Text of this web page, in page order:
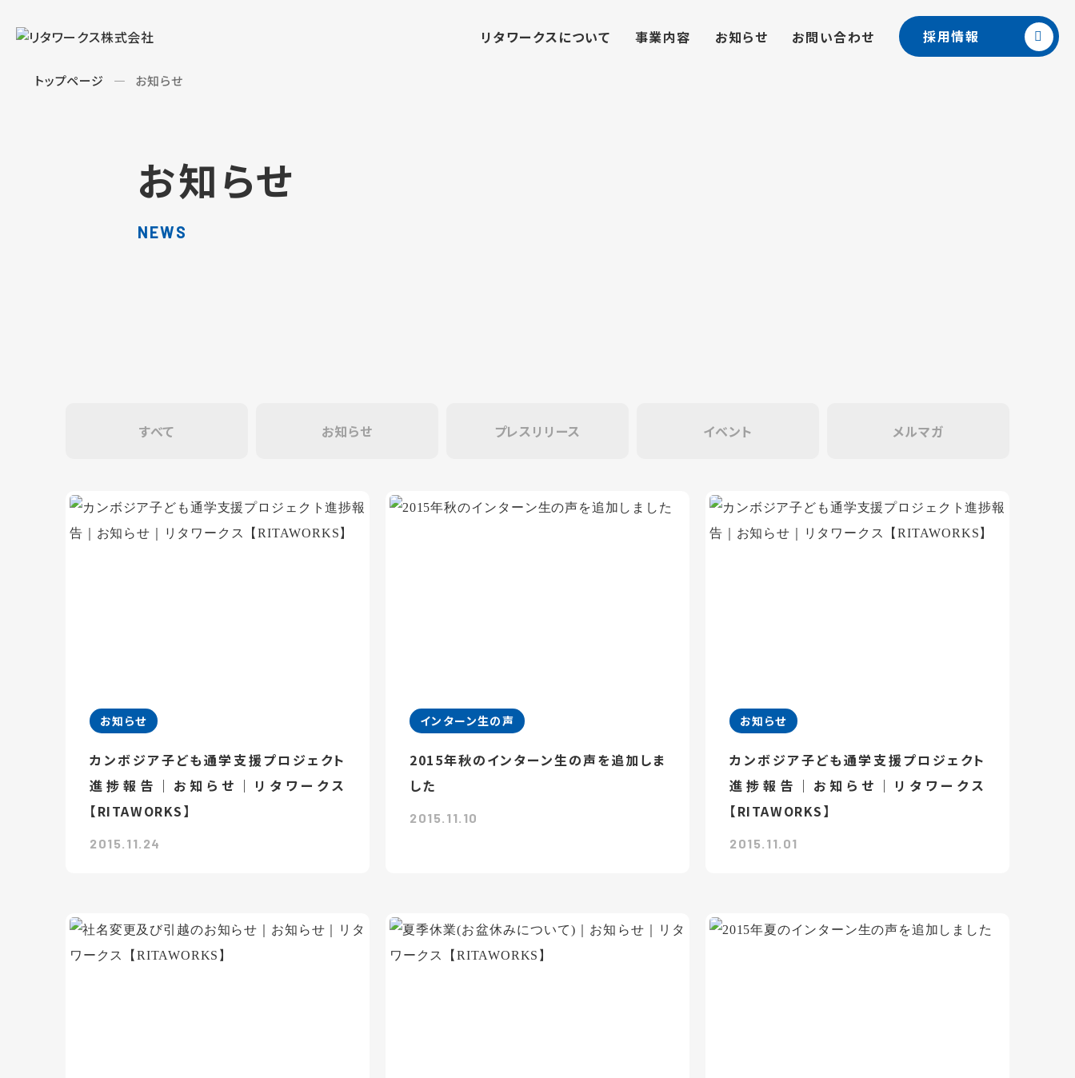
リタワークスについて 事業内容 お知らせ お問い合わせ 採用情報
トップページ お知らせ
お知らせ
NEWS
すべて お知らせ プレスリリース イベント メルマガ
お知らせ
カンボジア子ども通学支援プロジェクト
進捗報告｜お知らせ｜リタワークス
【RITAWORKS】
2015.11.24
インターン生の声
2015年秋のインターン生の声を追加しま
した
2015.11.10
お知らせ
カンボジア子ども通学支援プロジェクト
進捗報告｜お知らせ｜リタワークス
【RITAWORKS】
2015.11.01